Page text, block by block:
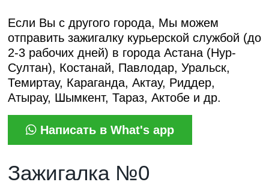
Если Вы с другого города, Мы можем
отправить зажигалку курьерской службой (до
2-3 рабочих дней) в города Астана (Нур-
Султан), Костанай, Павлодар, Уральск,
Темиртау, Караганда, Актау, Риддер,
Атырау, Шымкент, Тараз, Актобе и др.
Написать в What's app
Зажигалка №0